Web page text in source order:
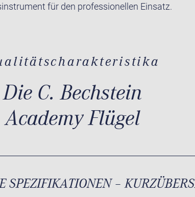
für den professionellen Einsatz.
Die C. Bechstein
Academy Flügel
SPEZIFIKATIONEN –